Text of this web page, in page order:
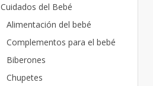
Cuidados del Bebé
Alimentación del bebé
Complementos para el bebé
Biberones
Chupetes